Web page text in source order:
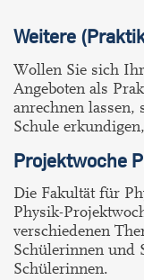
Weitere
Wollen Sie sich
Angeboten als
anrechnen
Schule
Projektwoche
Die Fakultät für
Physik-
verschiedenen
Schülerinnen und
Schülerinnen.